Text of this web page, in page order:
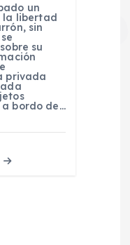
un
la libertad
sin
su
privada
bordo de…